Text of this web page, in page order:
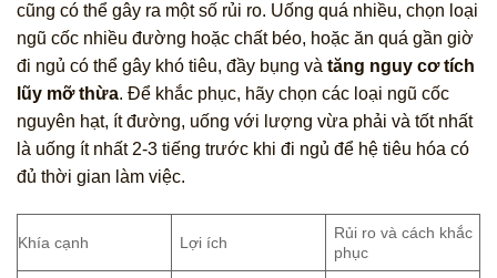
cũng có thể gây ra một số rủi ro. Uống quá nhiều, chọn loại
ngũ cốc nhiều đường hoặc chất béo, hoặc ăn quá gần giờ
đi ngủ có thể gây khó tiêu, đầy bụng và tăng nguy cơ tích
lũy mỡ thừa. Để khắc phục, hãy chọn các loại ngũ cốc
nguyên hạt, ít đường, uống với lượng vừa phải và tốt nhất
là uống ít nhất 2-3 tiếng trước khi đi ngủ để hệ tiêu hóa có
đủ thời gian làm việc.
Khía cạnh Lợi ích
Rủi ro và cách khắc
phục